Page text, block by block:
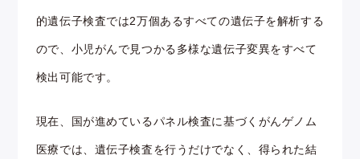
的遺伝子検査では2万個あるすべての遺伝子を解析する
ので、小児がんで見つかる多様な遺伝子変異をすべて
検出可能です。
現在、国が進めているパネル検査に基づくがんゲノム
医療では、遺伝子検査を行うだけでなく、得られた結